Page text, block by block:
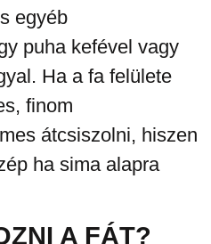
egyéb
puha kefével vagy
Ha a fa felülete
finom
átcsiszolni, hiszen
ha sima alapra
A FÁT?